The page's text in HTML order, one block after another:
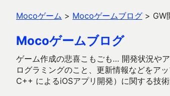
Mocoゲーム > Mocoゲームブログ > GW
Mocoゲームブログ
ゲーム作成の悲喜こもごも… 開発状況や
ログラミングのこと、更新情報などをア
C++ によるiOSアプリ開発）に関する技